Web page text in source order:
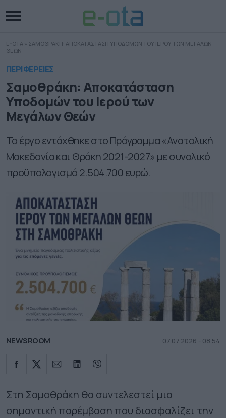
E-OTA » ΣΑΜΟΘΡΑΚΗ: ΑΠΟΚΑΤΑΣΤΑΣΗ ΥΠΟΔΟΜΩΝ ΤΟΥ ΙΕΡΟΥ ΤΩΝ ΜΕΓΑΛΩΝ
ΘΕΩΝ
ΠΕΡΙΦΕΡΕΙΕΣ
Σαμοθράκη: Αποκατάσταση
Υποδομών του Ιερού των
Μεγάλων Θεών
Το έργο εντάχθηκε στο Πρόγραμμα «Ανατολική
Μακεδονία και Θράκη 2021-2027» με συνολικό
προϋπολογισμό 2.504.700 ευρώ.
NEWSROOM 07.07.2026 - 08.54
Στη Σαμοθράκη θα συντελεστεί μια
σημαντική παρέμβαση που διασφαλίζει την